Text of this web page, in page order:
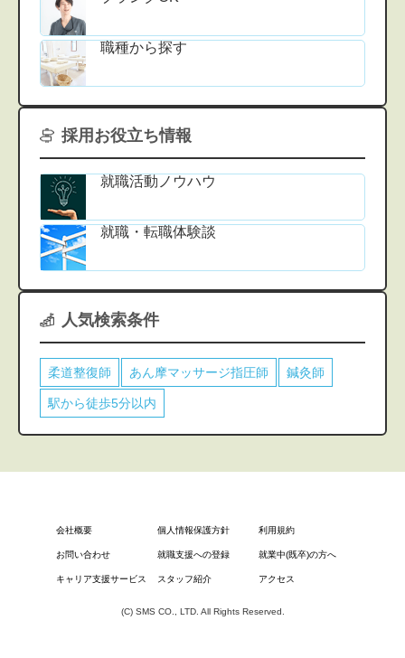
職種から探す
採用お役立ち情報
就職活動ノウハウ
就職・転職体験談
人気検索条件
柔道整復師 あん摩マッサージ指圧師 鍼灸師
駅から徒歩5分以内
会社概要 個人情報保護方針 利用規約
お問い合わせ 就職支援への登録 就業中(既卒)の方へ
キャリア支援サービス スタッフ紹介 アクセス
(C) SMS CO., LTD. All Rights Reserved.